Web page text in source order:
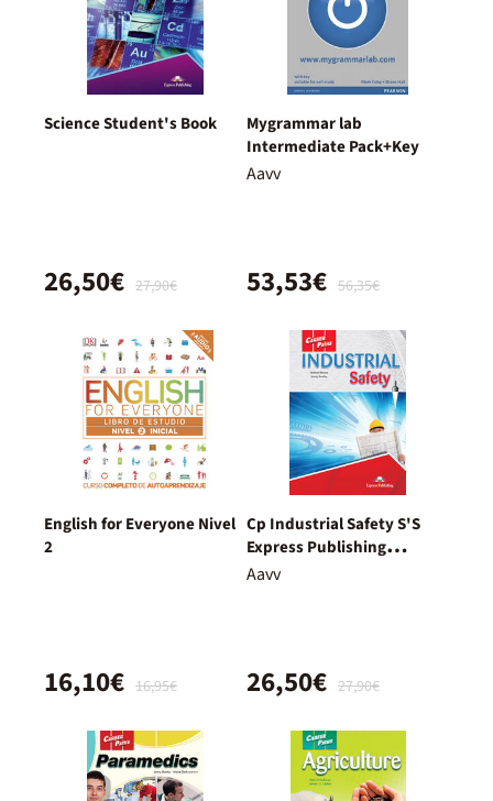
Science Student's Book
27,90€
26,50€
Mygrammar lab
Intermediate Pack+Key
Aavv
56,35€
53,53€
English for Everyone Nivel
2
16,95€
16,10€
Cp Industrial Safety S'S
Express Publishing
9781471587658
Aavv
27,90€
26,50€